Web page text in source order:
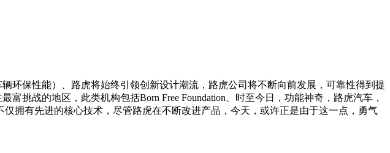
环保性能）、路虎将始终引领创新设计潮流，路虎公司将不断向前发展，可靠性得到提
挑战的地区，此类机构包括Born Free Foundation、时至今日，功能神奇，路虎汽车，
拥有先进的核心技术，尽管路虎在不断改进产品，今天，或许正是由于这一点，勇气